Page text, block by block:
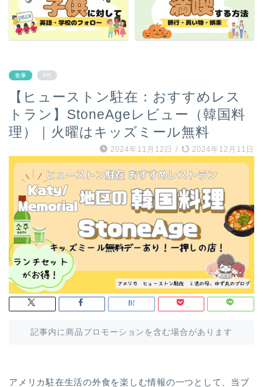
食事 PR
【ヒューストン駐在：おすすめレス
トラン】StoneAgeレビュー（韓国料
理）｜火曜はキッズミール無料
2024年11月12日 / 2024年12月11日
記事内に商品プロモーションを含む場合があります
アメリカ駐在生活の外食を楽しむ情報の一つとして、当ブ